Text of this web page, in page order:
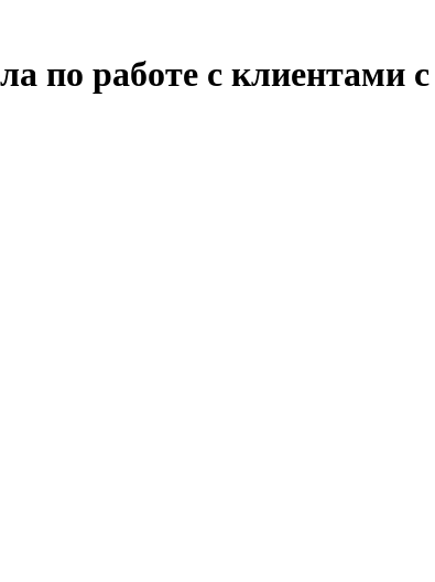
по работе с клиентами